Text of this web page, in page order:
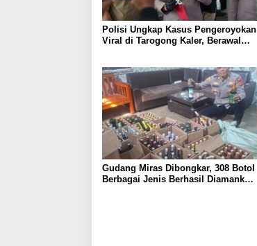
Polisi Ungkap Kasus Pengeroyokan
Viral di Tarogong Kaler, Berawal
Gudang Miras Dibongkar, 308 Botol
Berbagai Jenis Berhasil Diamankan